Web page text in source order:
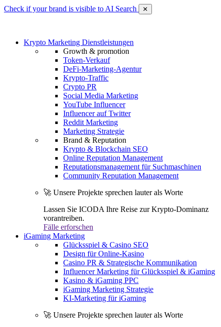
Check if your brand is visible to AI Search ✕
Krypto Marketing Dienstleistungen
Growth & promotion
Token-Verkauf
DeFi-Marketing-Agentur
Krypto-Traffic
Crypto PR
Social Media Marketing
YouTube Influencer
Influencer auf Twitter
Reddit Marketing
Marketing Strategie
Brand & Reputation
Krypto & Blockchain SEO
Online Reputation Management
Reputationsmanagement für Suchmaschinen
Community Reputation Management
🚀 Unsere Projekte sprechen lauter als Worte
Lassen Sie ICODA Ihre Reise zur Krypto-Dominanz
vorantreiben.
Fälle erforschen
iGaming Marketing
Glücksspiel & Casino SEO
Design für Online-Kasino
Casino PR & Strategische Kommunikation
Influencer Marketing für Glücksspiel & iGaming
Kasino & iGaming PPC
iGaming Marketing Strategie
KI-Marketing für iGaming
🚀 Unsere Projekte sprechen lauter als Worte